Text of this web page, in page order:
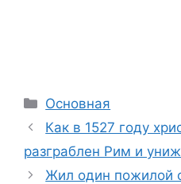
Рубрики
Основная
Как в 1527 году
разграблен Рим и
Жил один пожилой